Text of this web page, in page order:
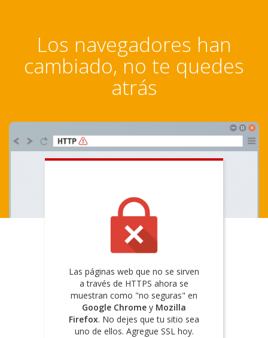
Los navegadores han
cambiado, no te quedes
atrás
Las páginas web que no se sirven
a través de HTTPS ahora se
muestran como "no seguras" en
Google Chrome y Mozilla
Firefox. No dejes que tu sitio sea
uno de ellos. Agregue SSL hoy.